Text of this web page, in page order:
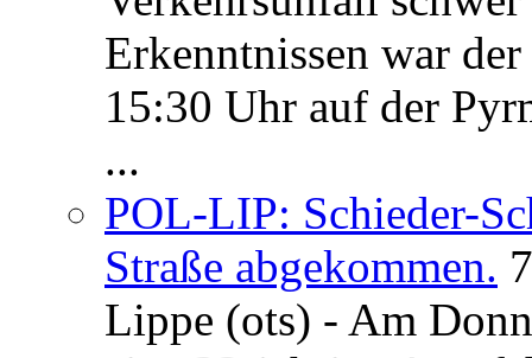
Erkenntnissen war
15:30 Uhr auf der
...
POL-LIP: Schieder-
Straße abgekommen.
Lippe (ots) - Am